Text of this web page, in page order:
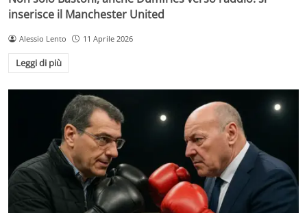
inserisce il Manchester United
Alessio Lento 11 Aprile 2026
Leggi di più